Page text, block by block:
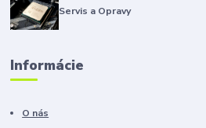
Servis a Opravy
Informácie
O nás